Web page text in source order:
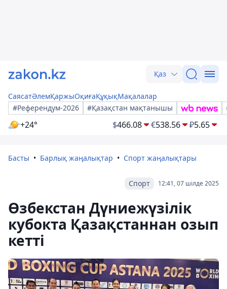
Қаз
СаясатӘлемҚаржыОқиғаҚұқықМақалалар
#Референдум-2026
#Қазақстан мақтанышы
+24° $466.08 €538.56 ₽5.65
Басты Барлық жаңалықтар Спорт жаңалықтары
12:41, 07 шілде 2025
Спорт
Өзбекстан Дүниежүзілік
кубокта Қазақстаннан озып
кетті